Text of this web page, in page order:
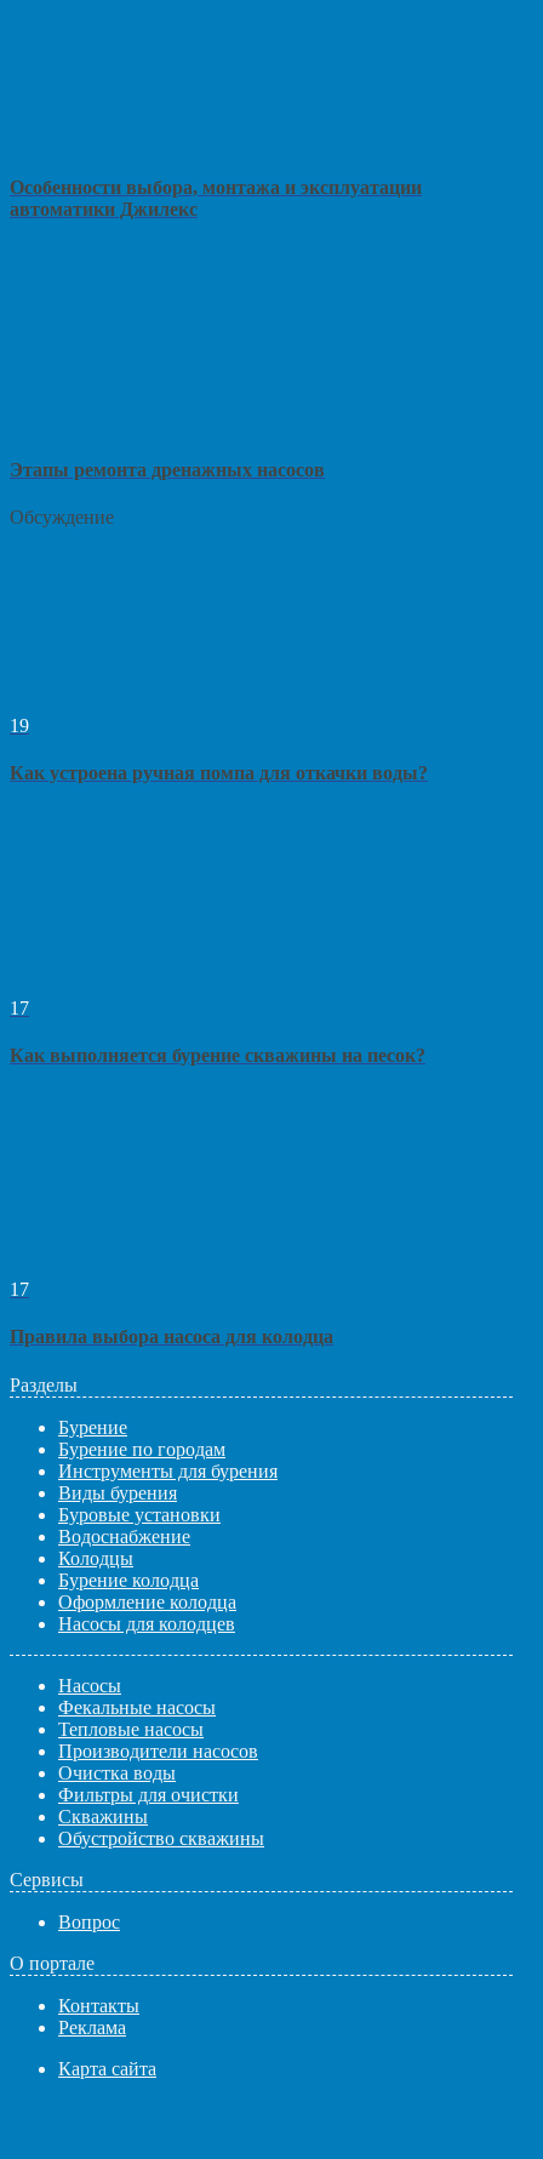
Особенности выбора, монтажа и эксплуатации
автоматики Джилекс
Этапы ремонта дренажных насосов
Обсуждение
19
Как устроена ручная помпа для откачки воды?
17
Как выполняется бурение скважины на песок?
17
Правила выбора насоса для колодца
Разделы
Бурение
Бурение по городам
Инструменты для бурения
Виды бурения
Буровые установки
Водоснабжение
Колодцы
Бурение колодца
Оформление колодца
Насосы для колодцев
Насосы
Фекальные насосы
Тепловые насосы
Производители насосов
Очистка воды
Фильтры для очистки
Скважины
Обустройство скважины
Сервисы
Вопрос
О портале
Контакты
Реклама
Карта сайта